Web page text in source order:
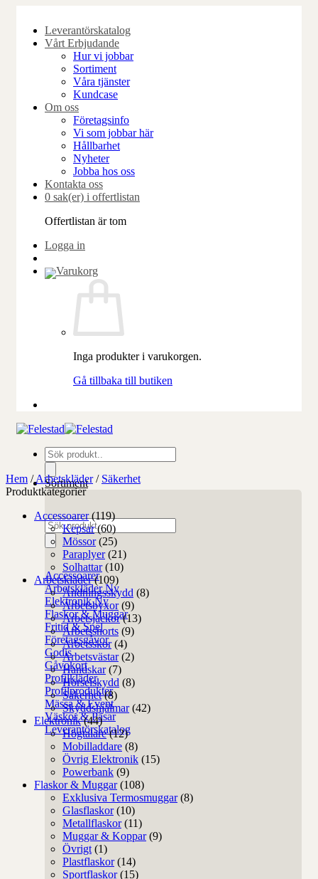
content
Leverantörskatalog
Vårt Erbjudande
Hur vi jobbar
Sortiment
Våra tjänster
Kundcase
Om oss
Företagsinfo
Vi som jobbar här
Hållbarhet
Nyheter
Jobba hos oss
Kontakta oss
0 sak(er) i offertlistan
Offertlistan är tom
Logga in
Inga produkter i varukorgen.
Gå tillbaka till butiken
Produktsökning
Sortiment
Produktsökning
Accessoarer
Arbetskläder
Elektronik
Flaskor & Muggar
Fritid & Spel
Företagsgåvor
Godis
Gåvokort
Profilkläder
Profilprodukter
Mässa & Event
Väskor & Påsar
Leverantörskatalog
Hem / Arbetskläder / Säkerhet
Produktkategorier
Accessoarer (119)
Kepsar (60)
Mössor (25)
Paraplyer (21)
Solhattar (10)
Arbetskläder (109)
Andningsskydd (8)
Arbetsbyxor (9)
Arbetsjackor (13)
Arbetsshorts (9)
Arbetsskor (4)
Arbetsvästar (2)
Handskar (7)
Hörselskydd (8)
Säkerhet (8)
Skyddshjälmar (42)
Elektronik (44)
Högtalare (12)
Mobilladdare (8)
Övrig Elektronik (15)
Powerbank (9)
Flaskor & Muggar (108)
Exklusiva Termosmuggar (8)
Glasflaskor (10)
Metallflaskor (11)
Muggar & Koppar (9)
Övrigt (1)
Plastflaskor (14)
Sportflaskor (15)